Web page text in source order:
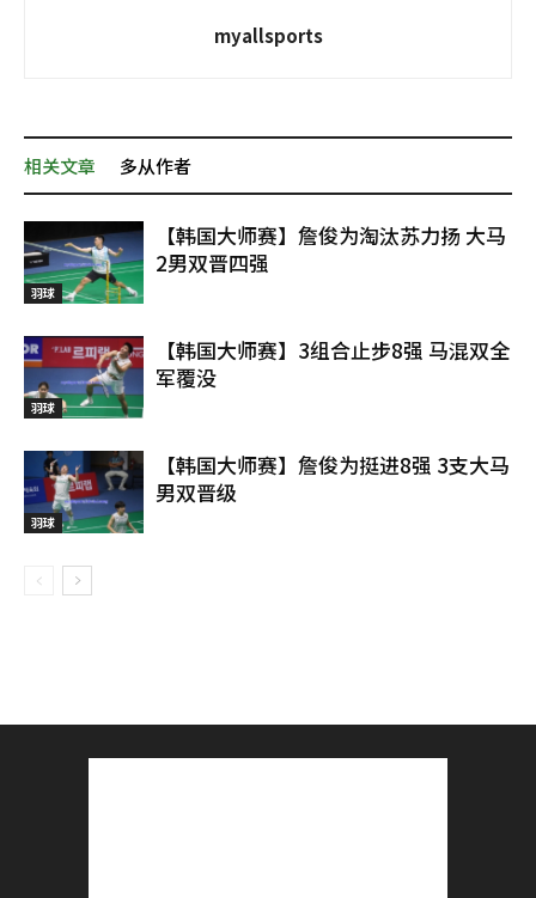
myallsports
相关文章 多从作者
羽球
【韩国大师赛】詹俊为淘汰苏力扬 大马
2男双晋四强
羽球
【韩国大师赛】3组合止步8强 马混双全
军覆没
羽球
【韩国大师赛】詹俊为挺进8强 3支大马
男双晋级